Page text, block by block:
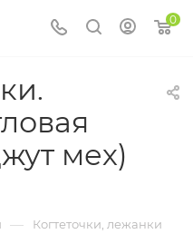
0
мех)
— Когтеточки, лежанки